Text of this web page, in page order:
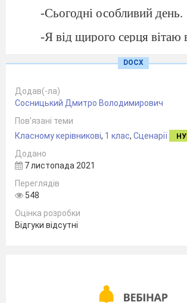
-Сьогодні особливий день.
-Я від щирого серця вітаю
вперше сіли за парти, як учні.
І ось ви в школі.
Ви всі прийшли сюди
Життя цікаве буде в вас,
Лиш треба добре
Бо тільки праця все дає:
Знання, уміння, й інше
DOCX
Додав(-ла)
Сосницький Дмитро Володимирович
Пов’язані теми
Класному керівникові, 1 клас, Сценарії
Додано
7 листопада 2021
Переглядів
548
Оцінка розробки
Відгуки відсутні